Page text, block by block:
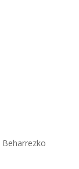
Beharrezko